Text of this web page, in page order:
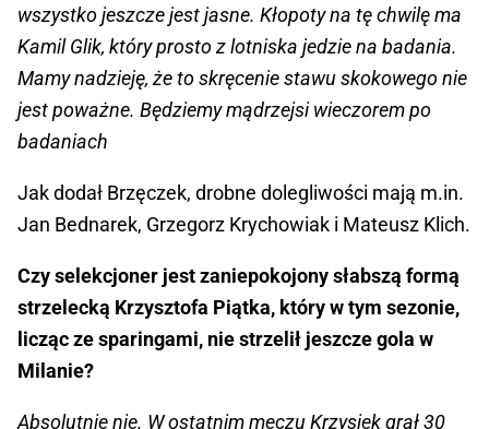
wszystko jeszcze jest jasne. Kłopoty na tę chwilę ma
Kamil Glik, który prosto z lotniska jedzie na badania.
Mamy nadzieję, że to skręcenie stawu skokowego nie
jest poważne. Będziemy mądrzejsi wieczorem po
badaniach
Jak dodał Brzęczek, drobne dolegliwości mają m.in.
Jan Bednarek, Grzegorz Krychowiak i Mateusz Klich.
Czy selekcjoner jest zaniepokojony słabszą formą
strzelecką Krzysztofa Piątka, który w tym sezonie,
licząc ze sparingami, nie strzelił jeszcze gola w
Milanie?
Absolutnie nie. W ostatnim meczu Krzysiek grał 30